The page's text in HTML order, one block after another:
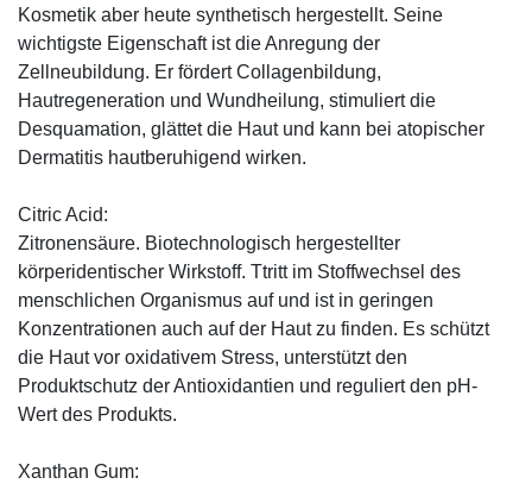
Kosmetik aber heute synthetisch hergestellt. Seine
wichtigste Eigenschaft ist die Anregung der
Zellneubildung. Er fördert Collagenbildung,
Hautregeneration und Wundheilung, stimuliert die
Desquamation, glättet die Haut und kann bei atopischer
Dermatitis hautberuhigend wirken.
Citric Acid:
Zitronensäure. Biotechnologisch hergestellter
körperidentischer Wirkstoff. Ttritt im Stoffwechsel des
menschlichen Organismus auf und ist in geringen
Konzentrationen auch auf der Haut zu finden. Es schützt
die Haut vor oxidativem Stress, unterstützt den
Produktschutz der Antioxidantien und reguliert den pH-
Wert des Produkts.
Xanthan Gum: